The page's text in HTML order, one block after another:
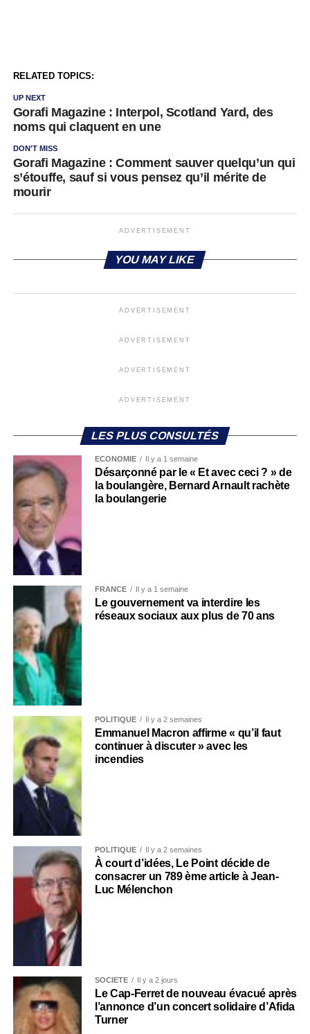
RELATED TOPICS:
UP NEXT
Gorafi Magazine : Interpol, Scotland Yard, des
noms qui claquent en une
DON'T MISS
Gorafi Magazine : Comment sauver quelqu’un qui
s’étouffe, sauf si vous pensez qu’il mérite de
mourir
ADVERTISEMENT
YOU MAY LIKE
ADVERTISEMENT
ADVERTISEMENT
ADVERTISEMENT
ADVERTISEMENT
LES PLUS CONSULTÉS
ECONOMIE Il y a 1 semaine
Désarçonné par le « Et avec ceci ? » de
la boulangère, Bernard Arnault rachète
la boulangerie
FRANCE Il y a 1 semaine
Le gouvernement va interdire les
réseaux sociaux aux plus de 70 ans
POLITIQUE Il y a 2 semaines
Emmanuel Macron affirme « qu’il faut
continuer à discuter » avec les
incendies
POLITIQUE Il y a 2 semaines
À court d’idées, Le Point décide de
consacrer un 789 ème article à Jean-
Luc Mélenchon
SOCIÉTÉ Il y a 2 jours
Le Cap-Ferret de nouveau évacué après
l’annonce d’un concert solidaire d’Afida
Turner